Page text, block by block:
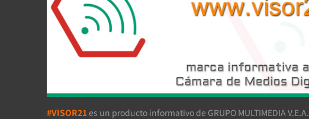
#VISOR21 es un producto informativo de GRUPO MULTIMEDIA V.E.A.